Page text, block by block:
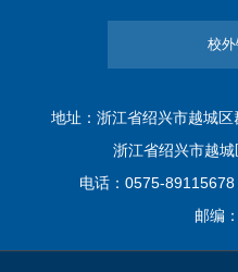
校
地址：浙江省绍兴市越城区
浙江省绍兴市越城
电话：0575-
邮编